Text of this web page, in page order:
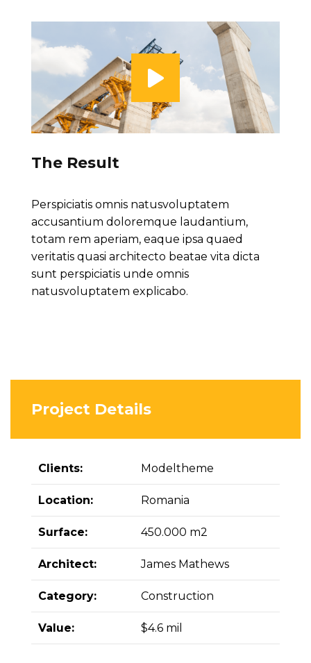
The Result
Perspiciatis omnis natusvoluptatem
accusantium doloremque laudantium,
totam rem aperiam, eaque ipsa quaed
veritatis quasi architecto beatae vita dicta
sunt perspiciatis unde omnis
natusvoluptatem explicabo.
Project Details
Clients: Modeltheme
Location: Romania
Surface: 450.000 m2
Architect: James Mathews
Category: Construction
Value: $4.6 mil